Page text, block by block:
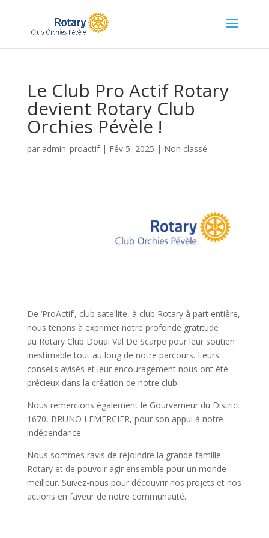
Le Club Pro Actif Rotary
devient Rotary Club
Orchies Pévèle !
par admin_proactif| Fév 5, 2025 | Non classé
De ‘ProActif’, club satellite, à club Rotary à part entière,
nous tenons à exprimer notre profonde gratitude
au Rotary Club Douai Val De Scarpe pour leur soutien
inestimable tout au long de notre parcours. Leurs
conseils avisés et leur encouragement nous ont été
précieux dans la création de notre club.
Nous remercions également le Gourverneur du District
1670, BRUNO LEMERCIER, pour son appui à notre
indépendance.
Nous sommes ravis de rejoindre la grande famille
Rotary et de pouvoir agir ensemble pour un monde
meilleur. Suivez-nous pour découvrir nos projets et nos
actions en faveur de notre communauté.